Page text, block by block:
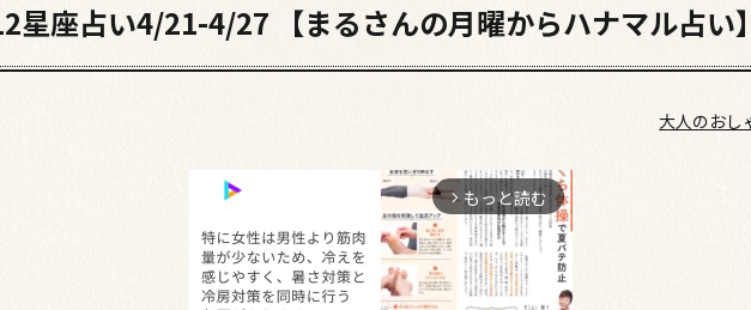
星座占い4/21-4/27 【まるさんの月曜からハナマル占い
大人のおし
arrow_forward_ios もっと読む